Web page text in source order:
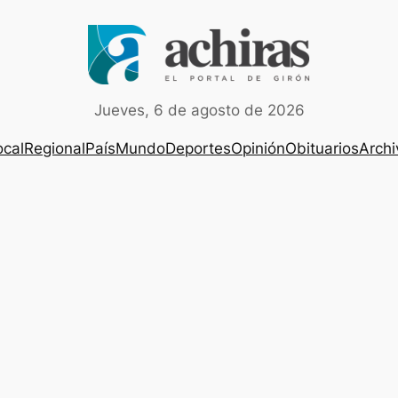
Jueves, 6 de agosto de 2026
RegionalPaísMundoDeportesOpiniónObituarios